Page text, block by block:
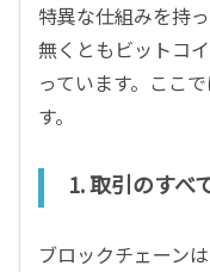
特異な仕組みを持
無くともビットコ
っています。ここ
す。
1. 取引のすべ
ブロックチェーン